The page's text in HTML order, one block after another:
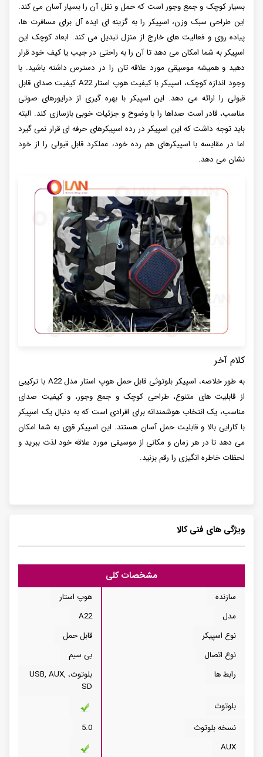
بسیار کوچک و جمع وجور است که حمل و نقل آن را بسیار آسان می کند.
این طراحی سبک وزن، اسپیکر را به گزینه ای ایده آل برای مسافرت ها،
پیاده روی و فعالیت های خارج از منزل تبدیل می کند. ابعاد کوچک این
اسپیکر به شما امکان می دهد تا آن را به راحتی در جیب یا کیف خود قرار
دهید و همیشه موسیقی مورد علاقه تان را در دسترس داشته باشید. با
وجود اندازه کوچک، اسپیکر با کیفیت هوپ استار A22 کیفیت صدای قابل
قبولی را ارائه می دهد. این اسپیکر با بهره گیری از درایورهای صوتی
مناسب، قادر است صداها را با وضوح و جزئیات خوبی بازسازی کند. البته
باید توجه داشت که این اسپیکر در رده اسپیکرهای حرفه ای قرار نمی گیرد
اما در مقایسه با اسپیکرهای هم رده خود، عملکرد قابل قبولی را از خود
نشان می دهد.
کلام آخر
به طور خلاصه، اسپیکر بلوتوثی قابل حمل هوپ استار مدل A22 با ترکیبی
از قابلیت های متنوع، طراحی کوچک و جمع وجور، و کیفیت صدای
مناسب، یک انتخاب هوشمندانه برای افرادی است که به دنبال یک اسپیکر
با کارایی بالا و قابلیت حمل آسان هستند. این اسپیکر قوی به شما امکان
می دهد تا در هر زمان و مکانی از موسیقی مورد علاقه خود لذت ببرید و
لحظات خاطره انگیزی را رقم بزنید.
ویژگی های فنی کالا
مشخصات کلی
سازنده
هوپ استار
مدل
A22
نوع اسپیکر
قابل حمل
نوع اتصال
بی سیم
رابط ها
بلوتوث، USB, AUX,
SD
بلوتوث
نسخه بلوتوث
5.0
AUX